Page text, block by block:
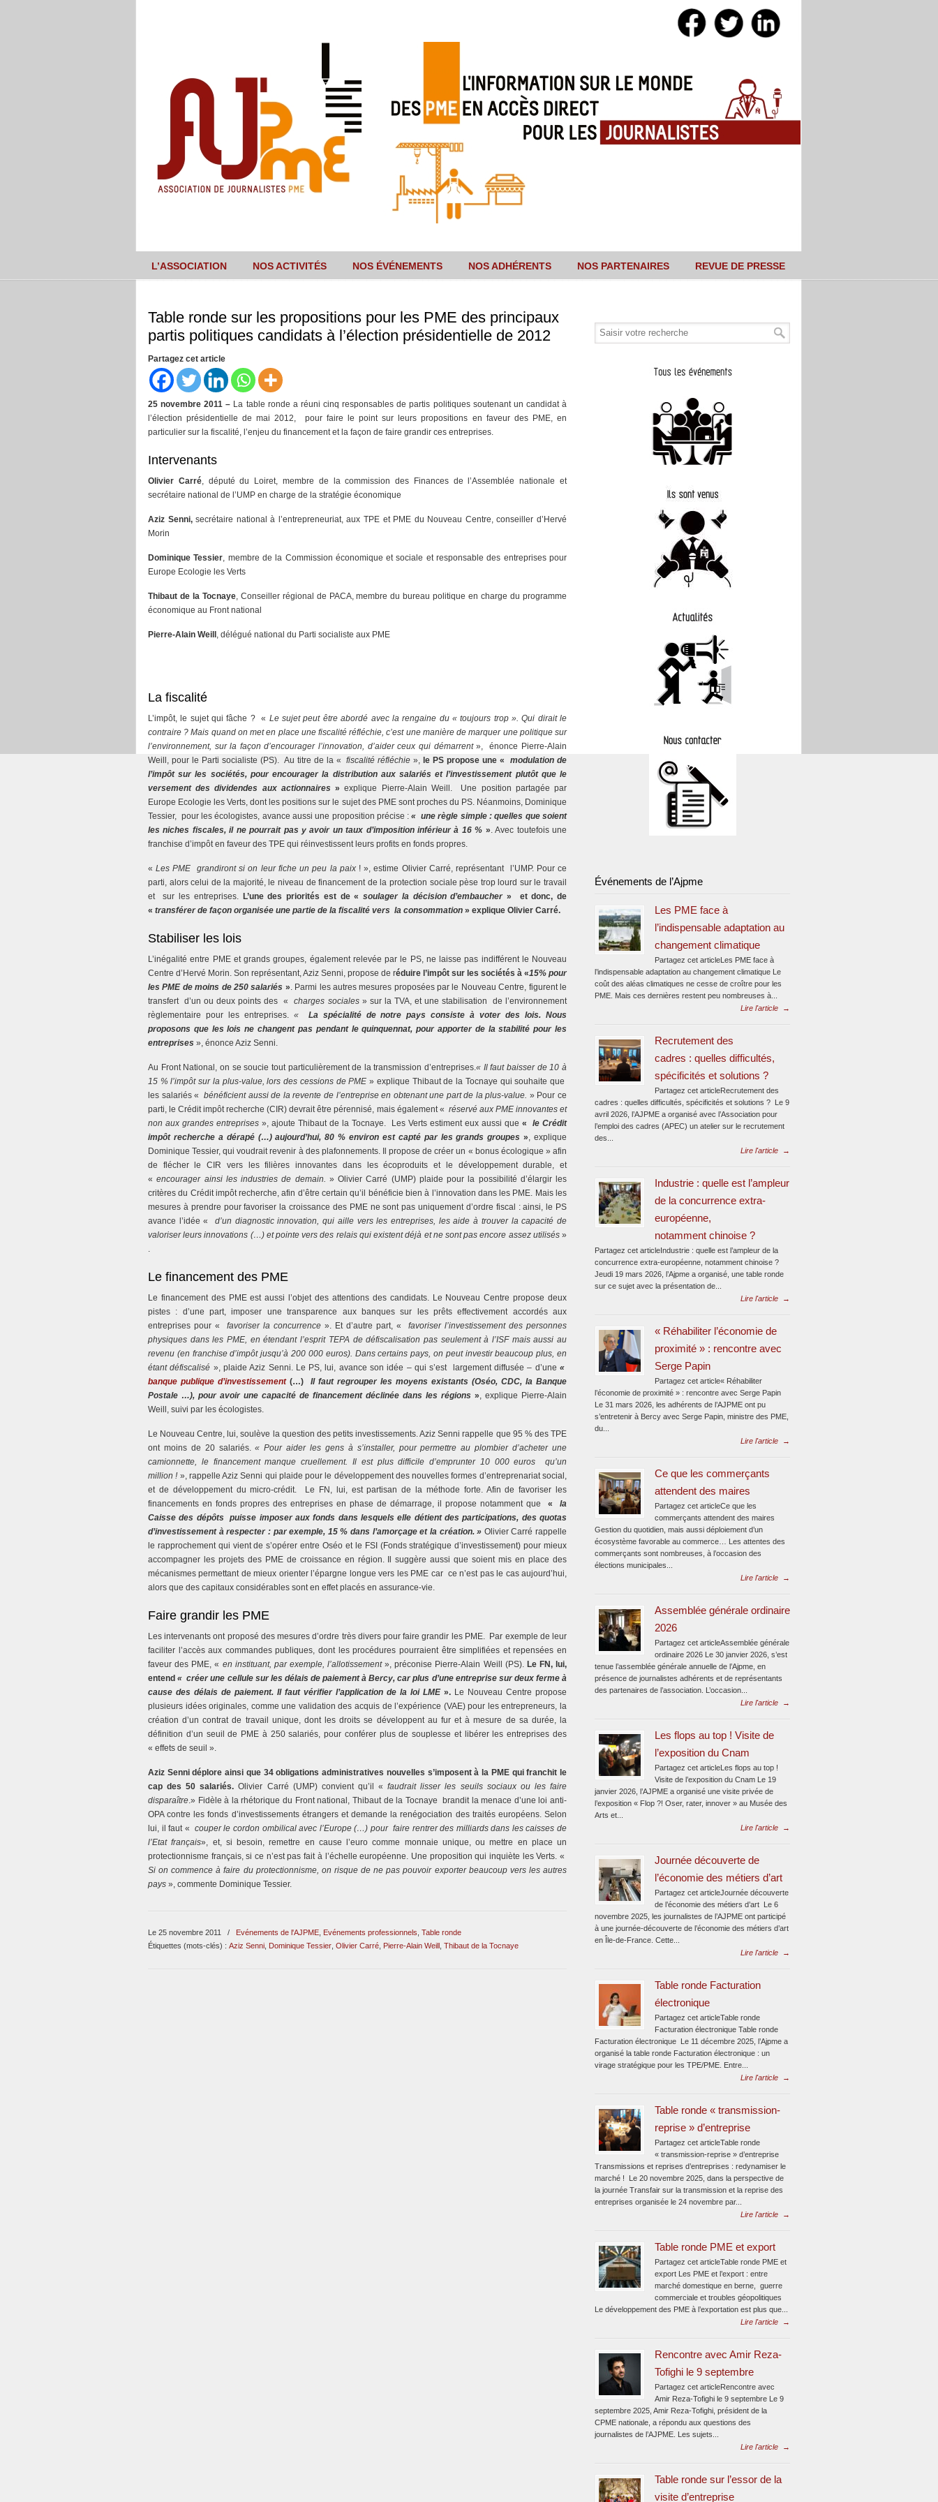
L’ASSOCIATION NOS ACTIVITÉS NOS ÉVÉNEMENTS NOS ADHÉRENTS NOS PARTENAIRES REVUE DE PRESSE
Table ronde sur les propositions pour les PME des principaux
partis politiques candidats à l’élection présidentielle de 2012
Partagez cet article
25 novembre 2011 – La table ronde a réuni cinq responsables de partis politiques soutenant un candidat à
l’élection présidentielle de mai 2012, pour faire le point sur leurs propositions en faveur des PME, en
particulier sur la fiscalité, l’enjeu du financement et la façon de faire grandir ces entreprises.
Intervenants
Olivier Carré, député du Loiret, membre de la commission des Finances de l’Assemblée nationale et
secrétaire national de l’UMP en charge de la stratégie économique
Aziz Senni,secrétaire national à l’entrepreneuriat, aux TPE et PME du Nouveau Centre, conseiller d’Hervé
Morin
Dominique Tessier, membre de la Commission économique et sociale et responsable des entreprises pour
Europe Ecologie les Verts
Thibaut de la Tocnaye, Conseiller régional de PACA, membre du bureau politique en charge du programme
économique au Front national
Pierre-Alain Weill , délégué national du Parti socialiste aux PME
La fiscalité
L’impôt, le sujet qui fâche ? « Le sujet peut être abordé avec la rengaine du « toujours trop ». Qui dirait le
contraire ? Mais quand on met en place une fiscalité réfléchie, c’est une manière de marquer une politique sur
l’environnement, sur la façon d’encourager l’innovation, d’aider ceux qui démarrent», énonce Pierre-Alain
Weill, pour le Parti socialiste (PS). Au titre de la «fiscalité réfléchie », le PS propose une «modulation de
l’impôt sur les sociétés, pour encourager la distribution aux salariés et l’investissement plutôt que le
versement des dividendes aux actionnaires » explique Pierre-Alain Weill. Une position partagée par
Europe Ecologie les Verts, dont les positions sur le sujet des PME sont proches du PS. Néanmoins, Dominique
Tessier, pour les écologistes, avance aussi une proposition précise :« une règle simple : quelles que soient
les niches fiscales, il ne pourrait pas y avoir un taux d’imposition inférieur à 16 % ». Avec toutefois une
franchise d’impôt en faveur des TPE qui réinvestissent leurs profits en fonds propres.
«Les PME grandiront si on leur fiche un peu la paix! », estime Olivier Carré, représentant l’UMP. Pour ce
parti, alors celui de la majorité, le niveau de financement de la protection sociale pèse trop lourd sur le travail
et sur les entreprises. L’une des priorités est de «soulager la décision d’embaucher » et donc, de
« transférer de façon organisée une partie de la fiscalité vers la consommation » explique Olivier Carré.
Stabiliser les lois
L’inégalité entre PME et grands groupes, également relevée par le PS, ne laisse pas indifférent le Nouveau
Centre d’Hervé Morin. Son représentant, Aziz Senni, propose de réduire l’impôt sur les sociétés à «15% pour
les PME de moins de 250 salariés ». Parmi les autres mesures proposées par le Nouveau Centre, figurent le
transfert d’un ou deux points des «charges sociales» sur la TVA, et une stabilisation de l’environnement
règlementaire pour les entreprises. « La spécialité de notre pays consiste à voter des lois. Nous
proposons que les lois ne changent pas pendant le quinquennat, pour apporter de la stabilité pour les
entreprises », énonce Aziz Senni.
Au Front National, on se soucie tout particulièrement de la transmission d’entreprises.« Il faut baisser de 10 à
15 % l’impôt sur la plus-value, lors des cessions de PME » explique Thibaut de la Tocnaye qui souhaite que
les salariés «bénéficient aussi de la revente de l’entreprise en obtenant une part de la plus-value. » Pour ce
parti, le Crédit impôt recherche (CIR) devrait être pérennisé, mais également « réservé aux PME innovantes et
non aux grandes entreprises », ajoute Thibaut de la Tocnaye. Les Verts estiment eux aussi que « le Crédit
impôt recherche a dérapé (…) aujourd’hui, 80 % environ est capté par les grands groupes », explique
Dominique Tessier, qui voudrait revenir à des plafonnements. Il propose de créer un « bonus écologique » afin
de flécher le CIR vers les filières innovantes dans les écoproduits et le développement durable, et
«encourager ainsi les industries de demain. » Olivier Carré (UMP) plaide pour la possibilité d’élargir les
critères du Crédit impôt recherche, afin d’être certain qu’il bénéficie bien à l’innovation dans les PME. Mais les
mesures à prendre pour favoriser la croissance des PME ne sont pas uniquement d’ordre fiscal : ainsi, le PS
avance l’idée « d’un diagnostic innovation, qui aille vers les entreprises, les aide à trouver la capacité de
valoriser leurs innovations (…) et pointe vers des relais qui existent déjà et ne sont pas encore assez utilisés»
.
Le financement des PME
Le financement des PME est aussi l’objet des attentions des candidats. Le Nouveau Centre propose deux
pistes : d’une part, imposer une transparence aux banques sur les prêts effectivement accordés aux
entreprises pour « favoriser la concurrence ». Et d’autre part, « favoriser l’investissement des personnes
physiques dans les PME, en étendant l’esprit TEPA de défiscalisation pas seulement à l’ISF mais aussi au
revenu (en franchise d’impôt jusqu’à 200 000 euros). Dans certains pays, on peut investir beaucoup plus, en
étant défiscalisé », plaide Aziz Senni. Le PS, lui, avance son idée – qui s’est largement diffusée – d’une«
banque publique d’investissement(…) Il faut regrouper les moyens existants (Oséo, CDC, la Banque
Postale …), pour avoir une capacité de financement déclinée dans les régions », explique Pierre-Alain
Weill, suivi par les écologistes.
Le Nouveau Centre, lui, soulève la question des petits investissements. Aziz Senni rappelle que 95 % des TPE
ont moins de 20 salariés.« Pour aider les gens à s’installer, pour permettre au plombier d’acheter une
camionnette, le financement manque cruellement. Il est plus difficile d’emprunter 10 000 euros qu’un
million ! », rappelle Aziz Senni qui plaide pour le développement des nouvelles formes d’entreprenariat social,
et de développement du micro-crédit. Le FN, lui, est partisan de la méthode forte. Afin de favoriser les
financements en fonds propres des entreprises en phase de démarrage, il propose notamment que « la
Caisse des dépôts puisse imposer aux fonds dans lesquels elle détient des participations, des quotas
d’investissement à respecter : par exemple, 15 % dans l’amorçage et la création. » Olivier Carré rappelle
le rapprochement qui vient de s’opérer entre Oséo et le FSI (Fonds stratégique d’investissement) pour mieux
accompagner les projets des PME de croissance en région. Il suggère aussi que soient mis en place des
mécanismes permettant de mieux orienter l’épargne longue vers les PME car ce n’est pas le cas aujourd’hui,
alors que des capitaux considérables sont en effet placés en assurance-vie.
Faire grandir les PME
Les intervenants ont proposé des mesures d’ordre très divers pour faire grandir les PME. Par exemple de leur
faciliter l’accès aux commandes publiques, dont les procédures pourraient être simplifiées et repensées en
faveur des PME, « en instituant, par exemple, l’allotissement», préconise Pierre-Alain Weill (PS). Le FN, lui,
entend« créer une cellule sur les délais de paiement à Bercy, car plus d’une entreprise sur deux ferme à
cause des délais de paiement. Il faut vérifier l’application de la loi LME». Le Nouveau Centre propose
plusieurs idées originales, comme une validation des acquis de l’expérience (VAE) pour les entrepreneurs, la
création d’un contrat de travail unique, dont les droits se développent au fur et à mesure de sa durée, la
définition d’un seuil de PME à 250 salariés, pour conférer plus de souplesse et libérer les entreprises des
« effets de seuil ».
Aziz Senni déplore ainsi que 34 obligations administratives nouvelles s’imposent à la PME qui franchit le
cap des 50 salariés. Olivier Carré (UMP) convient qu’il «faudrait lisser les seuils sociaux ou les faire
disparaître.» Fidèle à la rhétorique du Front national, Thibaut de la Tocnaye brandit la menace d’une loi anti-
OPA contre les fonds d’investissements étrangers et demande la renégociation des traités européens. Selon
lui, il faut « couper le cordon ombilical avec l’Europe (…) pour faire rentrer des milliards dans les caisses de
l’Etat français», et, si besoin, remettre en cause l’euro comme monnaie unique, ou mettre en place un
protectionnisme français, si ce n’est pas fait à l’échelle européenne. Une proposition qui inquiète les Verts. «
Si on commence à faire du protectionnisme, on risque de ne pas pouvoir exporter beaucoup vers les autres
pays », commente Dominique Tessier.
Le 25 novembre 2011 / Evénements de l'AJPME Evénements professionnels Table ronde
Étiquettes (mots-clés) : Aziz Senni Dominique Tessier Olivier Carré Pierre-Alain Weill Thibaut de la Tocnaye
Événements de l’Ajpme
Les PME face à
l’indispensable adaptation au
changement climatique
Partagez cet articleLes PME face à
l’indispensable adaptation au changement climatique Le
coût des aléas climatiques ne cesse de croître pour les
PME. Mais ces dernières restent peu nombreuses à...
Lire l'article
→
Recrutement des
cadres : quelles difficultés,
spécificités et solutions ?
Partagez cet articleRecrutement des
cadres : quelles difficultés, spécificités et solutions ? Le 9
avril 2026, l’AJPME a organisé avec l’Association pour
l’emploi des cadres (APEC) un atelier sur le recrutement
des...
Lire l'article
→
Industrie : quelle est l’ampleur
de la concurrence extra-
européenne,
notamment chinoise ?
Partagez cet articleIndustrie : quelle est l’ampleur de la
concurrence extra-européenne, notamment chinoise ?
Jeudi 19 mars 2026, l’Ajpme a organisé, une table ronde
sur ce sujet avec la présentation de...
Lire l'article
→
« Réhabiliter l’économie de
proximité » : rencontre avec
Serge Papin
Partagez cet article« Réhabiliter
l’économie de proximité » : rencontre avec Serge Papin
Le 31 mars 2026, les adhérents de l’AJPME ont pu
s’entretenir à Bercy avec Serge Papin, ministre des PME,
du...
Lire l'article
→
Ce que les commerçants
attendent des maires
Partagez cet articleCe que les
commerçants attendent des maires
Gestion du quotidien, mais aussi déploiement d’un
écosystème favorable au commerce… Les attentes des
commerçants sont nombreuses, à l’occasion des
élections municipales...
Lire l'article
→
Assemblée générale ordinaire
2026
Partagez cet articleAssemblée générale
ordinaire 2026 Le 30 janvier 2026, s’est
tenue l’assemblée générale annuelle de l’Ajpme, en
présence de journalistes adhérents et de représentants
des partenaires de l’association. L’occasion...
Lire l'article
→
Les flops au top ! Visite de
l’exposition du Cnam
Partagez cet articleLes flops au top !
Visite de l’exposition du Cnam Le 19
janvier 2026, l’AJPME a organisé une visite privée de
l’exposition « Flop ?! Oser, rater, innover » au Musée des
Arts et...
Lire l'article
→
Journée découverte de
l’économie des métiers d’art
Partagez cet articleJournée découverte
de l’économie des métiers d’art Le 6
novembre 2025, les journalistes de l’AJPME ont participé
à une journée-découverte de l’économie des métiers d’art
en Île-de-France. Cette...
Lire l'article
→
Table ronde Facturation
électronique
Partagez cet articleTable ronde
Facturation électronique Table ronde
Facturation électronique Le 11 décembre 2025, l’Ajpme a
organisé la table ronde Facturation électronique : un
virage stratégique pour les TPE/PME. Entre...
Lire l'article
→
Table ronde « transmission-
reprise » d’entreprise
Partagez cet articleTable ronde
« transmission-reprise » d’entreprise
Transmissions et reprises d’entreprises : redynamiser le
marché ! Le 20 novembre 2025, dans la perspective de
la journée Transfair sur la transmission et la reprise des
entreprises organisée le 24 novembre par...
Lire l'article
→
Table ronde PME et export
Partagez cet articleTable ronde PME et
export Les PME et l’export : entre
marché domestique en berne, guerre
commerciale et troubles géopolitiques
Le développement des PME à l’exportation est plus que...
Lire l'article
→
Rencontre avec Amir Reza-
Tofighi le 9 septembre
Partagez cet articleRencontre avec
Amir Reza-Tofighi le 9 septembre Le 9
septembre 2025, Amir Reza-Tofighi, président de la
CPME nationale, a répondu aux questions des
journalistes de l’AJPME. Les sujets...
Lire l'article
→
Table ronde sur l’essor de la
visite d’entreprise